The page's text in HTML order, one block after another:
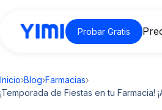
Probar Gratis
Inicio›Blog›Farmacias›
¡Temporada de Fiestas en tu Farmacia!